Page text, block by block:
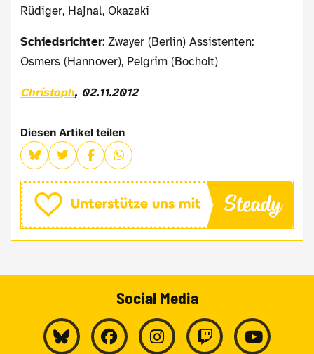
Rüdiger, Hajnal, Okazaki
Schiedsrichter: Zwayer (Berlin) Assistenten:
Osmers (Hannover), Pelgrim (Bocholt)
Christoph, 02.11.2012
Diesen Artikel teilen
Social Media